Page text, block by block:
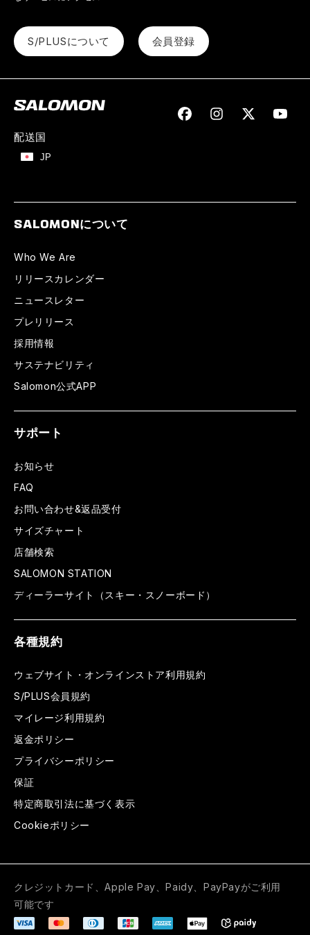
S/PLUSについて 会員登録
配送国
JP
FacebookInstagramTwitter
SALOMONについて
Who We Are
リリースカレンダー
ニュースレター
プレリリース
採用情報
サステナビリティ
Salomon公式APP
サポート
お知らせ
FAQ
お問い合わせ&返品受付
サイズチャート
店舗検索
SALOMON STATION
ディーラーサイト（スキー・スノーボード）
各種規約
ウェブサイト・オンラインストア利用規約
S/PLUS会員規約
マイレージ利用規約
返金ポリシー
プライバシーポリシー
保証
特定商取引法に基づく表示
Cookieポリシー
クレジットカード、Apple Pay、Paidy、PayPayがご利用
可能です